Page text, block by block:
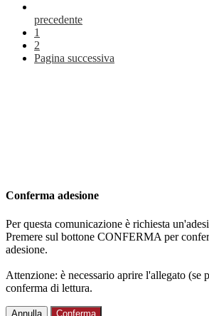
precedente
1
2
Pagina successiva
Conferma adesione
Per questa comunicazione è richiesta
Premere sul bottone CONFERMA per
adesione.
Attenzione: è necessario aprire l'allegato (se
conferma di lettura.
Annulla Conferma